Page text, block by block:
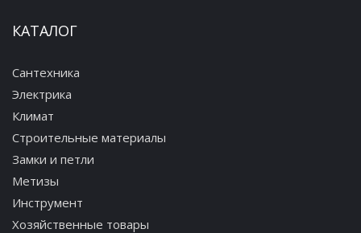
КАТАЛОГ
Сантехника
Электрика
Климат
Строительные материалы
Замки и петли
Метизы
Инструмент
Хозяйственные товары